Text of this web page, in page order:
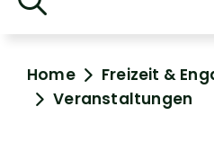
Home
Freizeit &
Veranstaltungen